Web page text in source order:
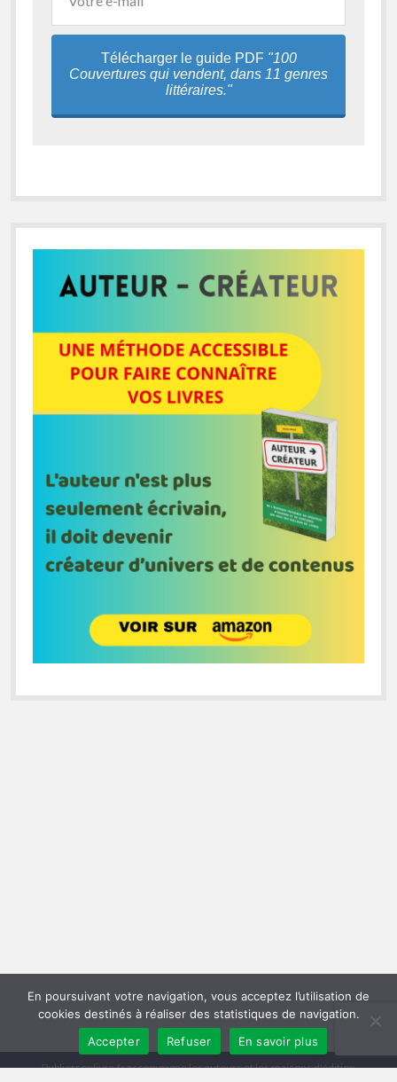
Télécharger le guide PDF "100
Couvertures qui vendent, dans 11 genres
littéraires."
Publiersonlivre.fr accompagne les auteurs et les maisons d'édition
En poursuivant votre navigation, vous acceptez l’utilisation de
cookies destinés à réaliser des statistiques de navigation.
Accepter
Refuser En savoir plus